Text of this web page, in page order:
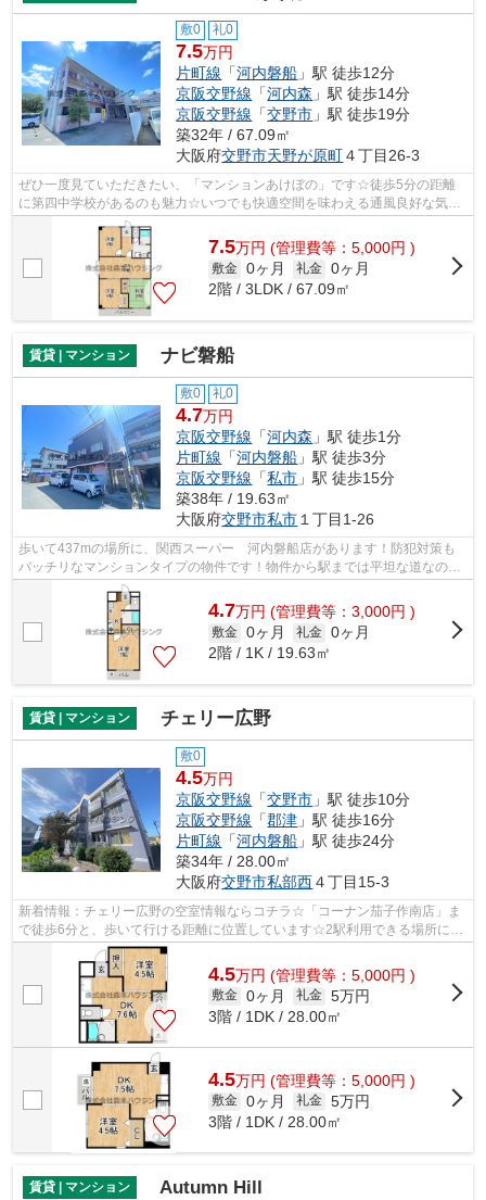
敷0 礼0
7.5万円
片町線 「河内磐船 」駅 徒歩12分
京阪交野線 「河内森 」駅 徒歩14分
京阪交野線 「交野市 」駅 徒歩19分
築32年 / 67.09㎡
大阪府交野市天野が原町４丁目26-3
ぜひ一度見ていただきたい、「マンションあけぼの」です☆徒歩5分の距離
に第四中学校があるのも魅力☆いつでも快適空間を味わえる通風良好な気持
ちよい物件☆駅近くに立地する物件で、徒...
7.5万円 (管理費等：5,000円 )
敷金 0ヶ月 礼金 0ヶ月
2階 / 3LDK / 67.09㎡
賃貸 | マンション ナビ磐船
敷0 礼0
4.7万円
京阪交野線 「河内森 」駅 徒歩1分
片町線 「河内磐船 」駅 徒歩3分
京阪交野線 「私市 」駅 徒歩15分
築38年 / 19.63㎡
大阪府交野市私市 １丁目1-26
歩いて437mの場所に、関西スーパー 河内磐船店があります！防犯対策も
バッチリなマンションタイプの物件です！物件から駅までは平坦な道なの
で、快適に移動できます！2駅利用可能なマ...
4.7万円 (管理費等：3,000円 )
敷金 0ヶ月 礼金 0ヶ月
2階 / 1K / 19.63㎡
賃貸 | マンション チェリー広野
敷0
4.5万円
京阪交野線 「交野市 」駅 徒歩10分
京阪交野線 「郡津 」駅 徒歩16分
片町線 「河内磐船 」駅 徒歩24分
築34年 / 28.00㎡
大阪府交野市私部西４丁目15-3
新着情報：チェリー広野の空室情報ならコチラ☆「コーナン茄子作南店」ま
で徒歩6分と、歩いて行ける距離に位置しています☆2駅利用できる場所にあ
り、行き先に合わせて使い分けができま...
4.5万円 (管理費等：5,000円 )
敷金 0ヶ月 礼金 5万円
3階 / 1DK / 28.00㎡
4.5万円 (管理費等：5,000円 )
敷金 0ヶ月 礼金 5万円
3階 / 1DK / 28.00㎡
賃貸 | マンション Autumn Hill